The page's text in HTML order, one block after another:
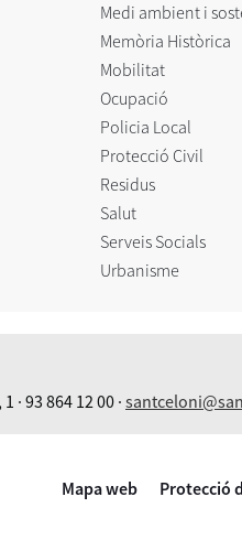
Medi ambient i
Memòria Històrica
Mobilitat
Ocupació
Policia Local
Protecció Civil
Residus
Salut
Serveis Socials
Urbanisme
· 93 864 12 00 · santceloni
Mapa web Protecció